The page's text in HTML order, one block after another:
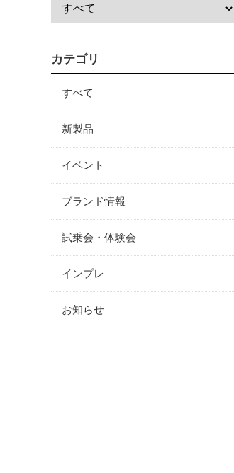
カテゴリ
すべて
新製品
イベント
ブランド情報
試乗会・体験会
インプレ
お知らせ